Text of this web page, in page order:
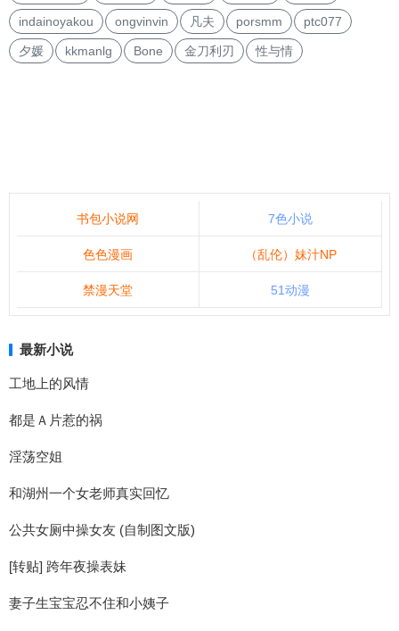
indainoyakou ongvinvin 凡夫 porsmm ptc077
夕媛 kkmanlg Bone 金刀利刃 性与情
书包小说网 7色小说
色色漫画 （乱伦）妹汁NP
禁漫天堂 51动漫
最新小说
工地上的风情
都是Ａ片惹的祸
淫荡空姐
和湖州一个女老师真实回忆
公共女厕中操女友 (自制图文版)
[转贴] 跨年夜操表妹
妻子生宝宝忍不住和小姨子